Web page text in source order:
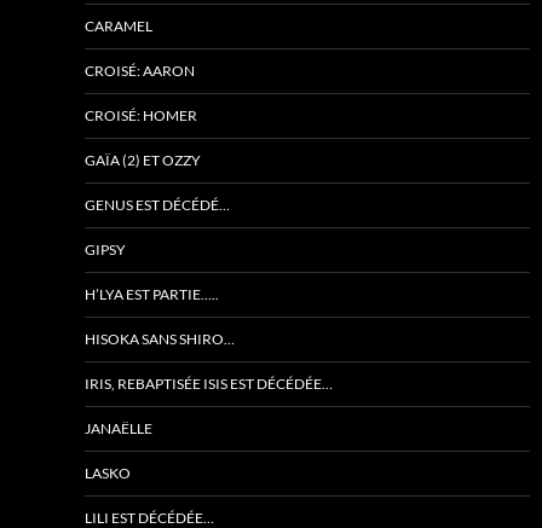
CARAMEL
CROISÉ: AARON
CROISÉ: HOMER
GAÏA (2) ET OZZY
GENUS EST DÉCÉDÉ…
GIPSY
H’LYA EST PARTIE…..
HISOKA SANS SHIRO…
IRIS, REBAPTISÉE ISIS EST DÉCÉDÉE…
JANAËLLE
LASKO
LILI EST DÉCÉDÉE…